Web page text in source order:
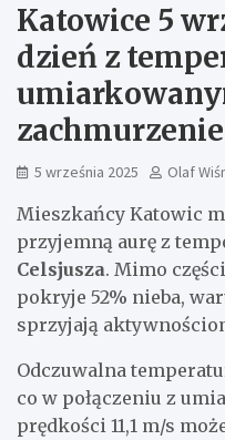
Katowice 5
dzień z
5 września 2025 Olaf
Mieszkańcy Katowic
przyjemną aurę z
Celsjusza. Mimo
pokryje 52% nieba,
sprzyjają
Odczuwalna
co w połączeniu z
prędkości 11,1 m/s